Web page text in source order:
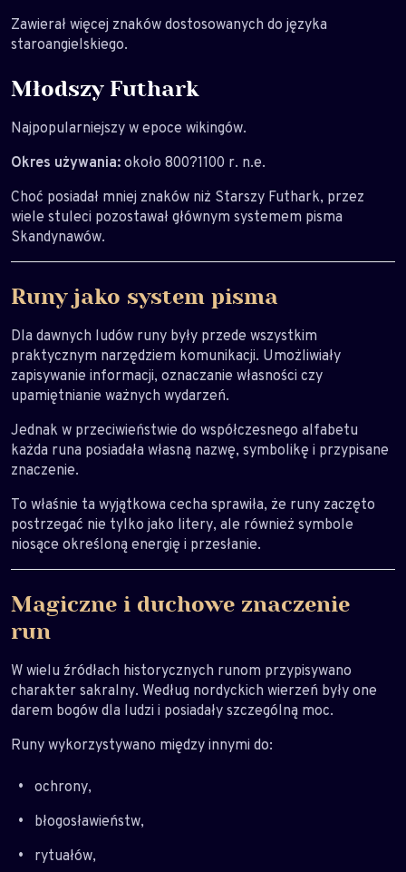
Zawierał więcej znaków dostosowanych do języka
staroangielskiego.
Młodszy Futhark
Najpopularniejszy w epoce wikingów.
Okres używania:około 800?1100 r. n.e.
Choć posiadał mniej znaków niż Starszy Futhark, przez
wiele stuleci pozostawał głównym systemem pisma
Skandynawów.
Runy jako system pisma
Dla dawnych ludów runy były przede wszystkim
praktycznym narzędziem komunikacji. Umożliwiały
zapisywanie informacji, oznaczanie własności czy
upamiętnianie ważnych wydarzeń.
Jednak w przeciwieństwie do współczesnego alfabetu
każda runa posiadała własną nazwę, symbolikę i przypisane
znaczenie.
To właśnie ta wyjątkowa cecha sprawiła, że runy zaczęto
postrzegać nie tylko jako litery, ale również symbole
niosące określoną energię i przesłanie.
Magiczne i duchowe znaczenie
run
W wielu źródłach historycznych runom przypisywano
charakter sakralny. Według nordyckich wierzeń były one
darem bogów dla ludzi i posiadały szczególną moc.
Runy wykorzystywano między innymi do:
ochrony,
błogosławieństw,
rytuałów,